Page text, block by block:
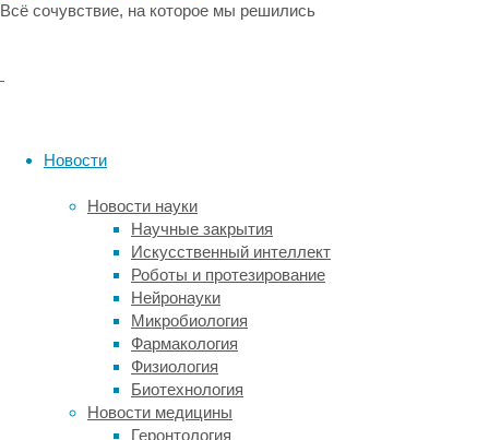
Всё сочувствие, на которое мы решились
Новости
Новости науки
Научные закрытия
Искусственный интеллект
Роботы и протезирование
Нейронауки
Микробиология
Фармакология
Физиология
Биотехнология
Новости медицины
Геронтология
опубликованы
B
Держать
уме
людей
предметы,
которые
не
находятся
перед